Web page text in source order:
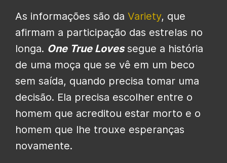
As informações são da Variety, que
afirmam a participação das estrelas no
longa. One True Lovessegue a história
de uma moça que se vê em um beco
sem saída, quando precisa tomar uma
decisão. Ela precisa escolher entre o
homem que acreditou estar morto e o
homem que lhe trouxe esperanças
novamente.